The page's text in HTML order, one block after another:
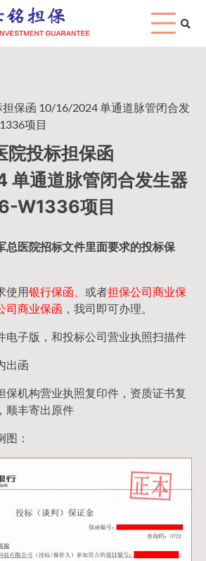
保函 10/16/2024 单通道脉管闭合发
项目
院投标担保函
通道脉管闭合发生器
W1336项目
总医院招标文件里面要求的投标保
使用银行保函、 或者担保公司商业保
司商业保函 ，我司即可办理。
电子版，和投标公司营业执照扫描件
出函
保机构营业执照复印件，资质证书复
顺丰寄出原件
：